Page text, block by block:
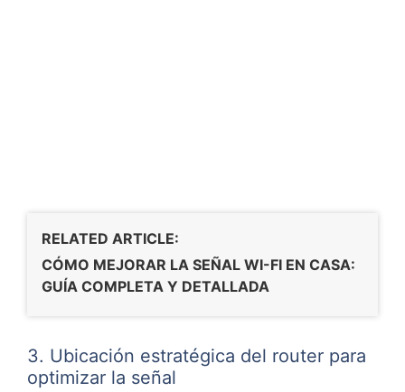
RELATED ARTICLE:
CÓMO MEJORAR LA SEÑAL WI-FI EN CASA:
GUÍA COMPLETA Y DETALLADA
3. Ubicación estratégica del router para
optimizar la señal